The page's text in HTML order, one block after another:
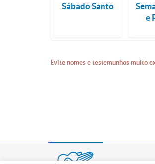
Sábado Santo
e
Evite nomes e testemunhos muito